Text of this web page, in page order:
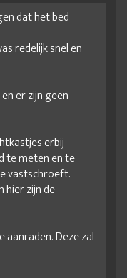
dat het bed
redelijk snel en
er zijn geen
erbij
te meten en te
vastschroeft.
hier zijn de
aanraden. Deze zal